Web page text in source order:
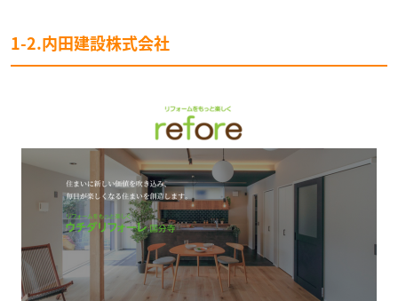
1-2.内田建設株式会社